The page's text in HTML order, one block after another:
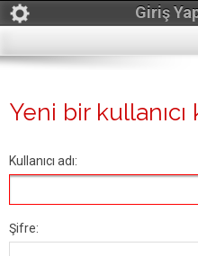
Giriş
Yeni bir kullanıcı
Kullanıcı adı:
Şifre: